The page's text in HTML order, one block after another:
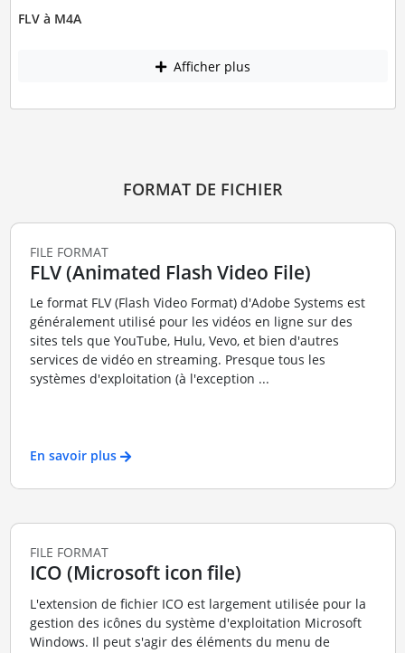
FLV à M4A
Afficher plus
FORMAT DE FICHIER
FILE FORMAT
FLV (Animated Flash Video File)
Le format FLV (Flash Video Format) d'Adobe Systems est
généralement utilisé pour les vidéos en ligne sur des
sites tels que YouTube, Hulu, Vevo, et bien d'autres
services de vidéo en streaming. Presque tous les
systèmes d'exploitation (à l'exception ...
En savoir plus
FILE FORMAT
ICO (Microsoft icon file)
L'extension de fichier ICO est largement utilisée pour la
gestion des icônes du système d'exploitation Microsoft
Windows. Il peut s'agir des éléments du menu de